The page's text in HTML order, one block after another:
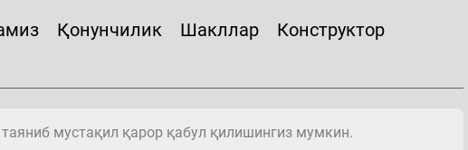
Қонунчилик Шакллар
Конструктор
мустақил қарор қабул қилишингиз мумкин.